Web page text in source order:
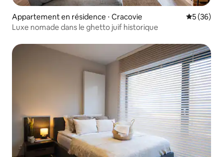
Appartement en résidence ⋅ Cracovie
5 (36)
Luxe nomade dans le ghetto juif historique